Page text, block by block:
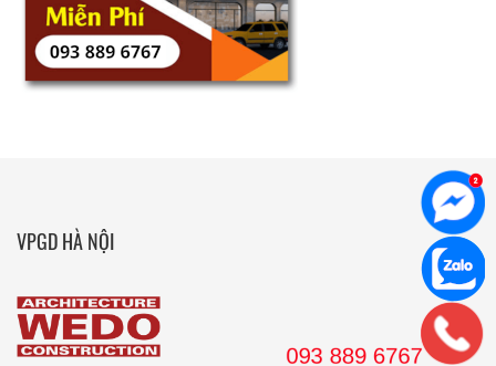
VPGD HÀ NỘI